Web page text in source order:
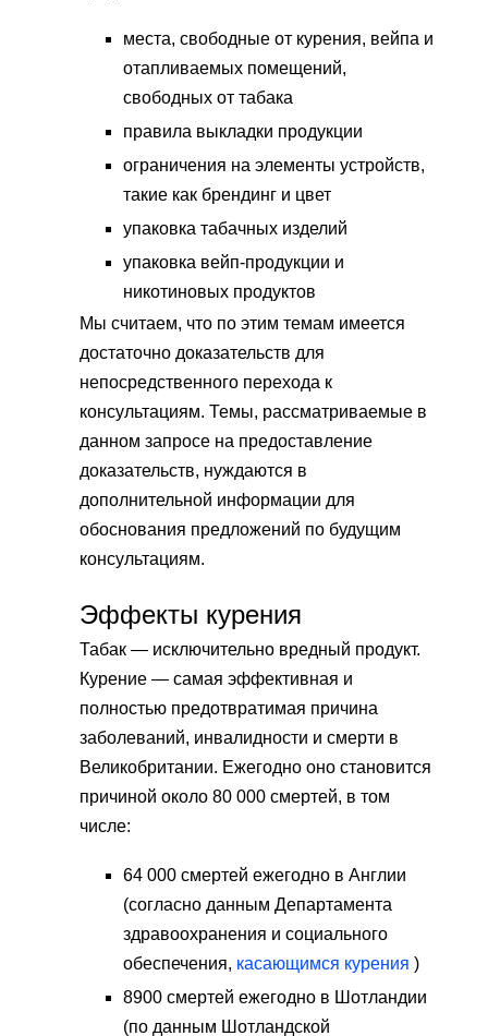
места, свободные от курения, вейпа и
отапливаемых помещений,
свободных от табака
правила выкладки продукции
ограничения на элементы устройств,
такие как брендинг и цвет
упаковка табачных изделий
упаковка вейп-продукции и
никотиновых продуктов
Мы считаем, что по этим темам имеется
достаточно доказательств для
непосредственного перехода к
консультациям. Темы, рассматриваемые в
данном запросе на предоставление
доказательств, нуждаются в
дополнительной информации для
обоснования предложений по будущим
консультациям.
Эффекты курения
Табак — исключительно вредный продукт.
Курение — самая эффективная и
полностью предотвратимая причина
заболеваний, инвалидности и смерти в
Великобритании. Ежегодно оно становится
причиной около 80 000 смертей, в том
числе:
64 000 смертей ежегодно в Англии
(согласно данным Департамента
здравоохранения и социального
обеспечения, касающимся курения )
8900 смертей ежегодно в Шотландии
(по данным Шотландской